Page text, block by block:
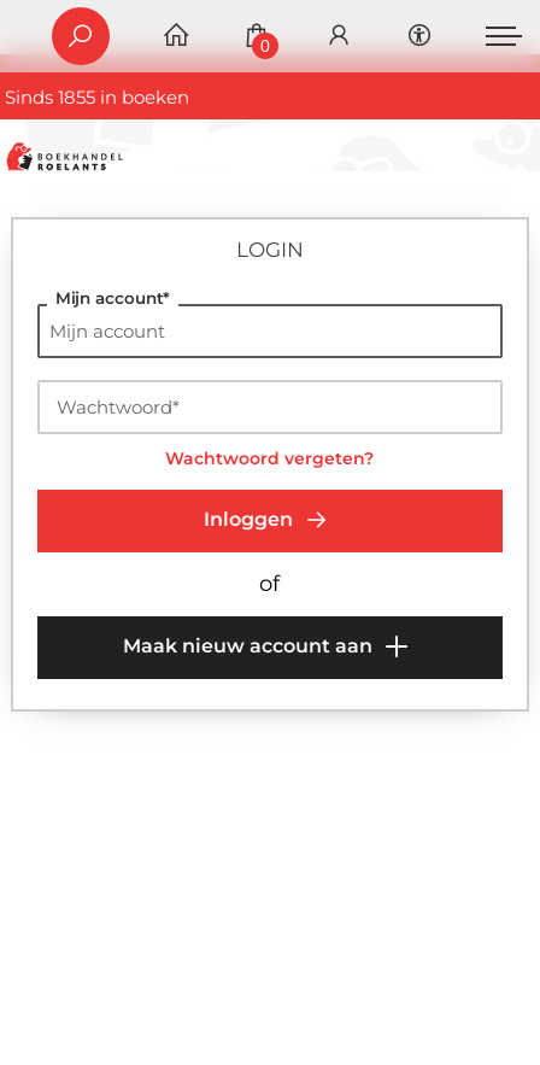
Sinds 1855 in boeken
0
LOGIN
Mijn account*
Wachtwoord*
Wachtwoord vergeten?
Inloggen
of
Maak nieuw account aan
Voornaam*
Achternaam*
Wachtwoord
Bevestig wachtwoord